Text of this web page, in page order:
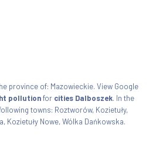
province of: Mazowieckie. View Google
pollutionfor cities Dalboszek. In the
towns: Roztworów, Kozietuły,
Kozietuły Nowe, Wólka Dańkowska.